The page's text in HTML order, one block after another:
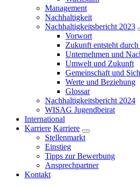
Management
Nachhaltigkeit
Nachhaltigkeitsbericht 2023
Vorwort
Zukunft entsteht
Unternehmen und
Umwelt und Zukunft
Gemeinschaft und
Werte und Beziehung
Glossar
Nachhaltigkeitsbericht 2024
WISAG Jugendbeirat
International
Karriere Karriere
Stellenmarkt
Einstieg
Tipps zur Bewerbung
Ansprechpartner
Kontakt